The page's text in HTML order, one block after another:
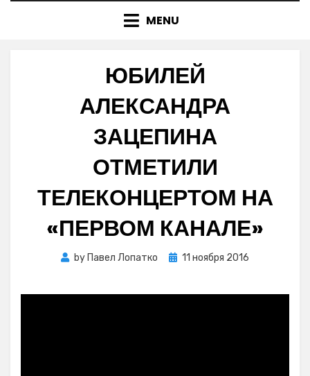
MENU
ЮБИЛЕЙ
АЛЕКСАНДРА
ЗАЦЕПИНА
ОТМЕТИЛИ
ТЕЛЕКОНЦЕРТОМ НА
«ПЕРВОМ КАНАЛЕ»
by Павел Лопатко
Posted
11 ноября 2016